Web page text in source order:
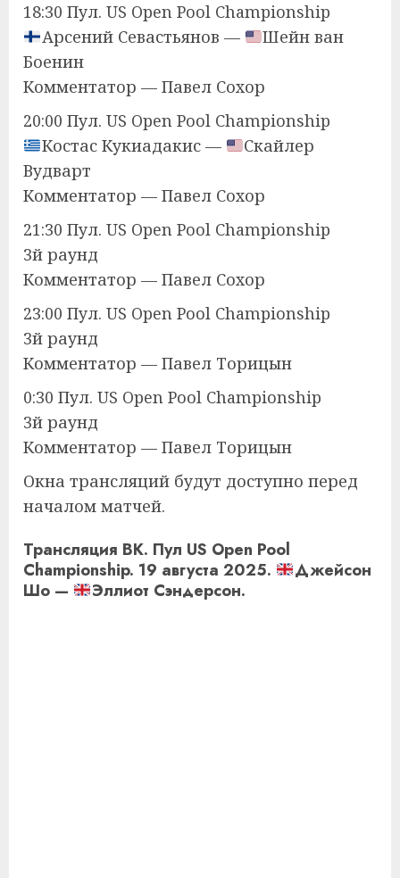
18:30 Пул. US Open Pool Championship
Арсений Севастьянов —
Шейн ван
Боенин
Комментатор — Павел Сохор
20:00 Пул. US Open Pool Championship
Костас Кукиадакис —
Скайлер
Вудварт
Комментатор — Павел Сохор
21:30 Пул. US Open Pool Championship
3й раунд
Комментатор — Павел Сохор
23:00 Пул. US Open Pool Championship
3й раунд
Комментатор — Павел Торицын
0:30 Пул. US Open Pool Championship
3й раунд
Комментатор — Павел Торицын
Окна трансляций будут доступно перед
началом матчей.
Трансляция ВК. Пул US Open Pool
Championship. 19 августа 2025.
Джейсон
Шо —
Эллиот Сэндерсон.